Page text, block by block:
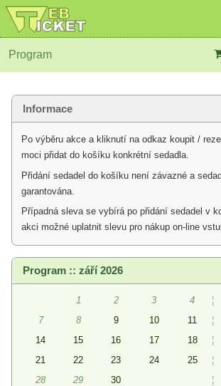
Program
Informace
Po výběru akce a kliknutí na odkaz koupit /
moci přidat do košíku konkrétní sedadla.
Přidání sedadel do košíku není závazné a
garantována.
Případná sleva se vybírá po přidání sedadel v
akci možné uplatnit slevu pro nákup on-line
Program :: září 2026
1 2 3 4 ¦
7
8 9 10 11 ¦
14
15 16 17 18 ¦
21
22 23 24 25 ¦
28
29 30 ¦